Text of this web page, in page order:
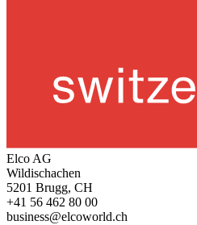
Elco AG
Wildischachen
5201 Brugg, CH
+41 56 462 80 00
business@elcoworld.ch